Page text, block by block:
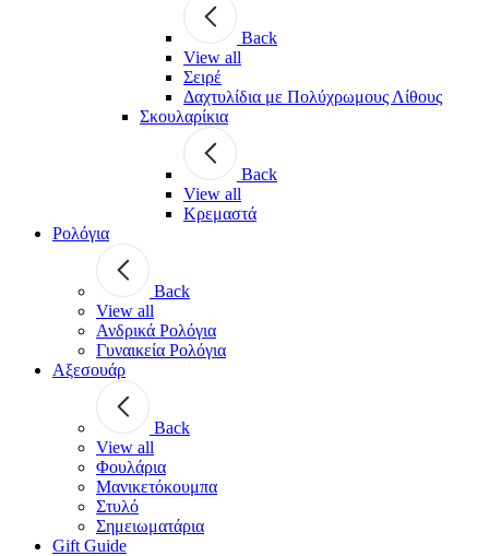
Back
View all
Σειρέ
Δαχτυλίδια με Πολύχρωμους Λίθους
Σκουλαρίκια
Back
View all
Κρεμαστά
Ρολόγια
Back
View all
Ανδρικά Ρολόγια
Γυναικεία Ρολόγια
Αξεσουάρ
Back
View all
Φουλάρια
Μανικετόκουμπα
Στυλό
Σημειωματάρια
Gift Guide